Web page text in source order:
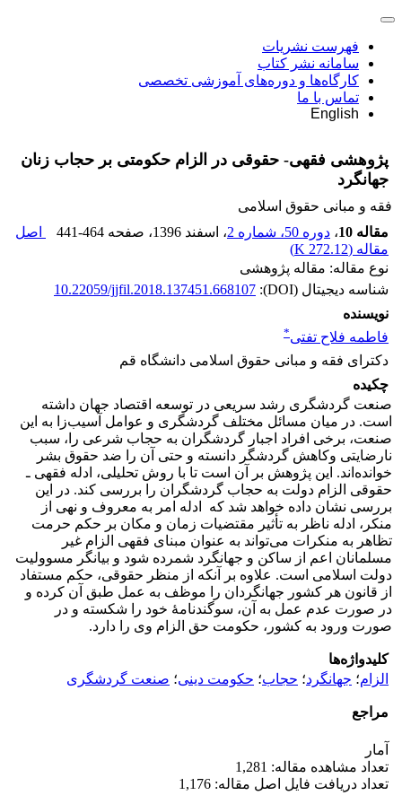
فهرست نشریات
سامانه نشر کتاب
کارگاه‌ها و دوره‌های آموزشی تخصصی
تماس با ما
English
پژوهشی فقهی- حقوقی در الزام حکومتی بر حجاب زنان
جهانگرد
فقه و مبانی حقوق اسلامی
مقاله 10
، دوره 50، شماره 2 ، اسفند 1396 ، صفحه 441-464
اصل
مقاله (272.12 K
)
نوع مقاله: مقاله پژوهشی
شناسه دیجیتال (DOI):
10.22059/jjfil.2018.137451.668107
نویسنده
فاطمه فلاح تفتی*
دکترای فقه و مبانی حقوق اسلامی دانشگاه قم
چکیده
صنعت گردشگری رشد سریعی در توسعه اقتصاد جهان داشته
است. در میان مسائل مختلف گردشگری و عوامل آسیب‌زا به این
صنعت، برخی افراد اجبار گردشگران به حجاب شرعی را، سبب
نارضایتی وکاهش گردشگر دانسته و حتی آن را ضد حقوق بشر
خوانده‌اند. این پژوهش بر آن است تا با روش تحلیلی، ادله فقهی ـ
حقوقی الزام دولت به حجاب گردشگران را بررسی کند. در این
بررسی نشان داده خواهد شد که ادله امر به معروف و نهی از
منکر، ادله ناظر به تأثیر مقتضیات زمان و مکان بر حکم حرمت
تظاهر به منکرات می‌تواند به عنوان مبنای فقهی الزام غیر
مسلمانان اعم از ساکن و جهانگرد شمرده شود و بیانگر مسوولیت
دولت اسلامی است. علاوه بر آنکه از منظر حقوقی، حکم مستفاد
از قانون هر کشور جهانگردان را موظف به عمل طبق آن کرده و
در صورت عدم عمل به آن، سوگندنامۀ خود را شکسته و در
صورت ورود به کشور، حکومت حق الزام وی را دارد.
کلیدواژه‌ها
الزام؛ جهانگرد؛ حجاب؛ حکومت دینی؛ صنعت گردشگری
مراجع
آمار
تعداد مشاهده مقاله: 1,281
تعداد دریافت فایل اصل مقاله: 1,176